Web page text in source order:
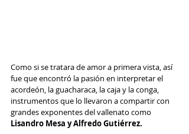
Como si se tratara de amor a primera vista, así
fue que encontró la pasión en interpretar el
acordeón, la guacharaca, la caja y la conga​,
instrumentos que lo llevaron a compartir con
grandes exponentes del vallenato como
Lisandro Mesa y Alfredo Gutiérrez.